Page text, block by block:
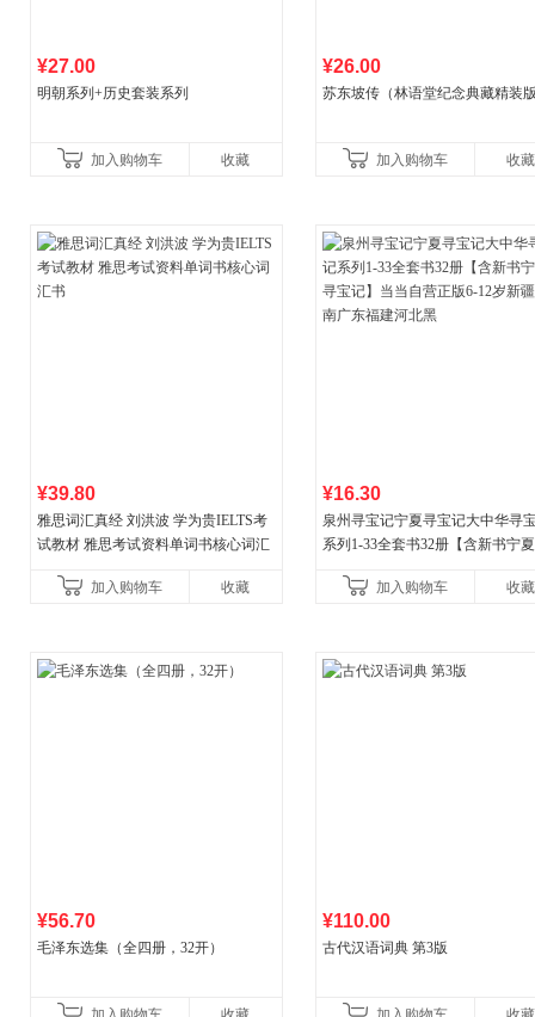
¥27.00
明朝系列+历史套装系列
加入购物车 收藏
¥26.00
苏东坡传（林语堂纪念典藏精装
加入购物车 收藏
¥39.80
雅思词汇真经 刘洪波 学为贵IELTS考
试教材 雅思考试资料单词书核心词汇
加入购物车
收藏
¥16.30
泉州寻宝记宁夏寻宝记大中华寻
系列1-33全套书32册【含新书宁
广东福建河北黑
加入购物车 收藏
¥56.70
毛泽东选集（全四册，32开）
¥110.00
古代汉语词典 第3版